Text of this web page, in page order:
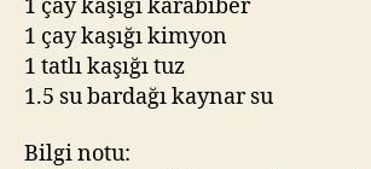
1 çay kaşığı karabiber
1 çay kaşığı kimyon
1 tatlı kaşığı tuz
1.5 su bardağı kaynar su
Bilgi notu: